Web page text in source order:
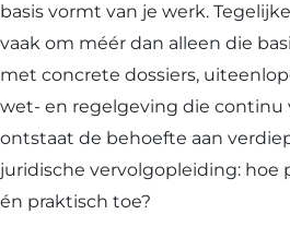
basis vormt van je werk.
vaak om méér dan alleen die
met concrete dossiers,
wet- en regelgeving die continu
ontstaat de behoefte aan
juridische vervolgopleiding: hoe
én praktisch toe?